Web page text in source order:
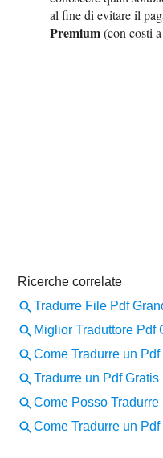
al fine di evitare il
Premium(con costi